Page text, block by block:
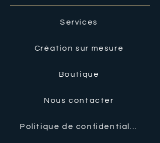
Services
Création sur mesure
Boutique
Nous contacter